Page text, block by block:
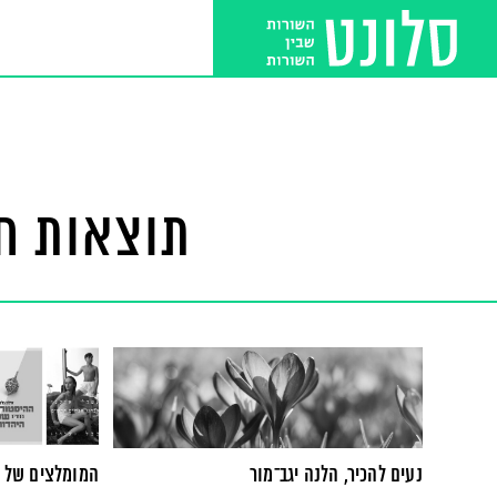
תוצאות
נעים להכיר, הלנה יגב־מור
המומלצים של